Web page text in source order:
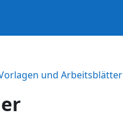
und Arbeitsblätter